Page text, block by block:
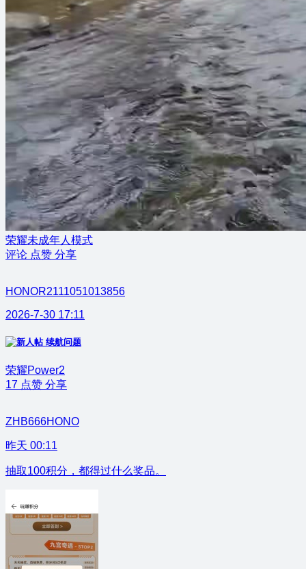
荣耀未成年人模式
评论 点赞 分享
HONOR2111051013856
2026-7-30 17:11
续航问题
荣耀Power2
17 点赞 分享
ZHB666HONO
昨天 00:11
抽取100积分，都得过什么奖品。